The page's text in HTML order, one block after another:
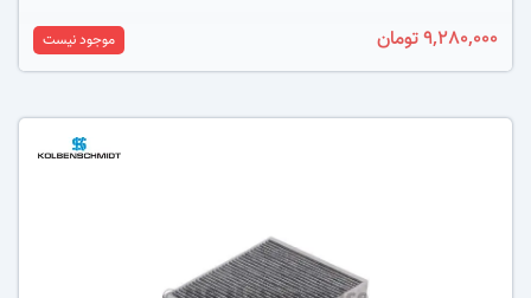
9,280,000 تومان موجود نیست
عکس کالا